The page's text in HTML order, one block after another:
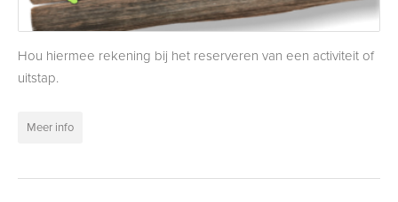
Hou hiermee rekening bij het reserveren van een activiteit of
uitstap.
Meer info